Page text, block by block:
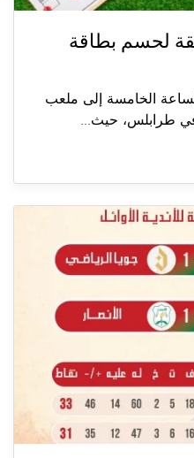
90 دقيقة لحسم بطاقة
الخامسة إلى ملعب
طرابلس، حيث...